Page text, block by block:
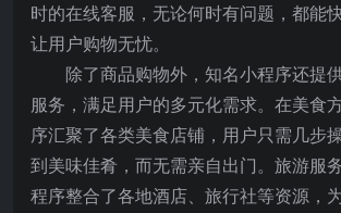
时的在线客服，无论何时有问题，都能
让用户购物无忧。
除了商品购物外，知名小程序还提
服务，满足用户的多元化需求。在美食
序汇聚了各类美食店铺，用户只需几步
到美味佳肴，而无需亲自出门。旅游服
程序整合了各地酒店、旅行社等资源，